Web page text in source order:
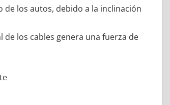
los autos, debido a la inclinación
los cables genera una fuerza de